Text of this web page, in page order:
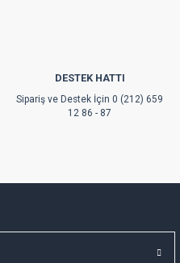
DESTEK HATTI
Sipariş ve Destek İçin 0 (212) 659
12 86 - 87